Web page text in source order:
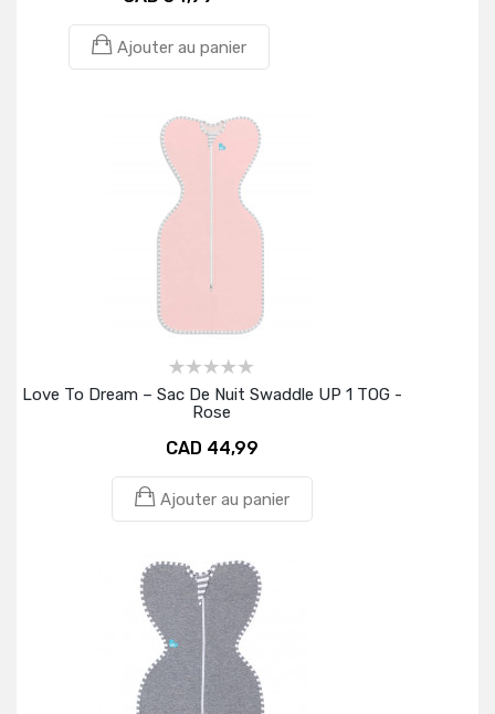
Ajouter au panier
Love To Dream – Sac De Nuit Swaddle UP 1 TOG -
Rose
CAD 44,99
Ajouter au panier